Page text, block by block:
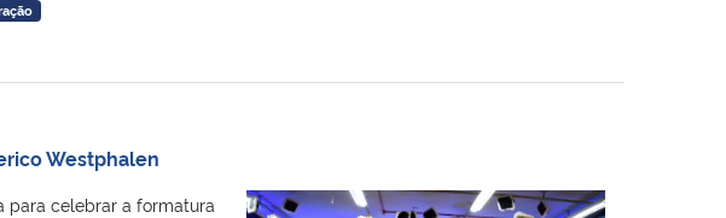
Westphalen
para celebrar a formatura